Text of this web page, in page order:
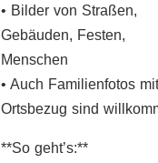
• Bilder von Straßen,
Gebäuden, Festen,
Menschen
• Auch Familienfotos mit
Ortsbezug sind
**So geht’s:**